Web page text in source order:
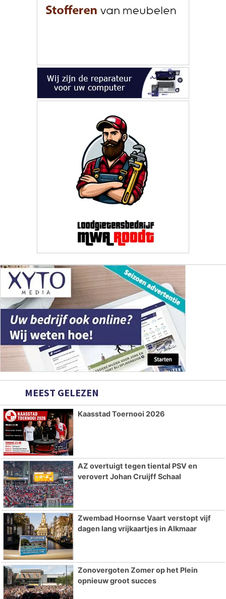
MEEST GELEZEN
Kaasstad Toernooi 2026
AZ overtuigt tegen tiental PSV en
verovert Johan Cruijff Schaal
Zwembad Hoornse Vaart verstopt vijf
dagen lang vrijkaartjes in Alkmaar
Zonovergoten Zomer op het Plein
opnieuw groot succes